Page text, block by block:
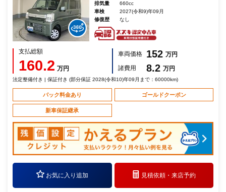
排気量
660cc
車検
2027(令和9)年09月
修復歴
なし
支払総額
160.2 万円
車両価格 152 万円
諸費用
8.2 万円
法定整備付き | 保証付き (部分保証 2028(令和10)年09月まで：60000km)
パック料金あり ゴールドクーポン
新車保証継承
お気に入り追加 見積依頼・来店予約